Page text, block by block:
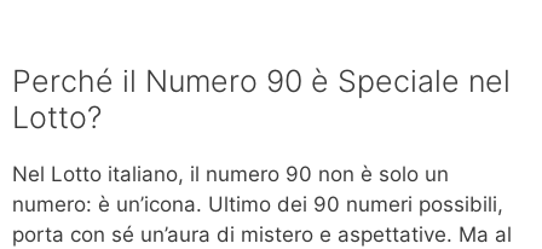
Perché il Numero 90 è Speciale nel
Lotto?
Nel Lotto italiano, il numero 90 non è solo un
numero: è un’icona. Ultimo dei 90 numeri possibili,
porta con sé un’aura di mistero e aspettative. Ma al